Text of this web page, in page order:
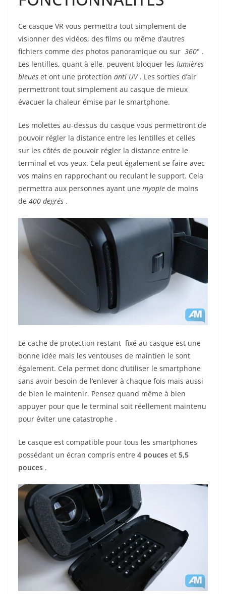
Ce casque VR vous permettra tout simplement de
visionner des vidéos, des films ou même d’autres
fichiers comme des photos panoramique ou sur 360° .
Les lentilles, quant à elle, peuvent bloquer les lumières
bleues et ont une protection anti UV. Les sorties d’air
permettront tout simplement au casque de mieux
évacuer la chaleur émise par le smartphone.
Les molettes au-dessus du casque vous permettront de
pouvoir régler la distance entre les lentilles et celles
sur les côtés de pouvoir régler la distance entre le
terminal et vos yeux. Cela peut également se faire avec
vos mains en rapprochant ou reculant le support. Cela
permettra aux personnes ayant une myopie de moins
de 400 degrés .
Le cache de protection restant fixé au casque est une
bonne idée mais les ventouses de maintien le sont
également. Cela permet donc d’utiliser le smartphone
sans avoir besoin de l’enlever à chaque fois mais aussi
de bien le maintenir. Pensez quand même à bien
appuyer pour que le terminal soit réellement maintenu
pour éviter une catastrophe .
Le casque est compatible pour tous les smartphones
possédant un écran compris entre 4 pouces et 5,5
pouces .